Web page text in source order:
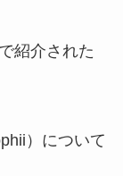
紹介された
）について